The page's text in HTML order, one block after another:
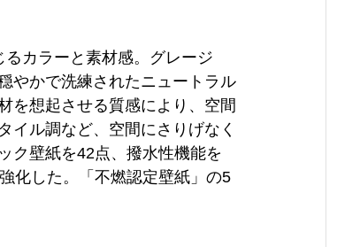
カラーと素材感。グレージ
やかで洗練されたニュートラル
を想起させる質感により、空間
イル調など、空間にさりげなく
ク壁紙を42点、撥水性機能を
化した。「不燃認定壁紙」の5